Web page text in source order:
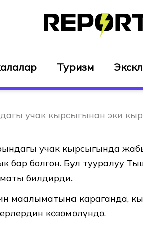
Туризм
учак кырсыгынан эки
учак кырсыгында
бар болгон. Бул тууралуу
билдирди.
маалыматына караганда,
көзөмөлүндө.